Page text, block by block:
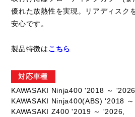
優れた放熱性を実現。リアディスク
安心です。
製品特徴はこちら
対応車種
KAWASAKI Ninja400 '2018 ～ '2026,
KAWASAKI Ninja400(ABS) '2018 ～
KAWASAKI Z400 '2019 ～ '2026,